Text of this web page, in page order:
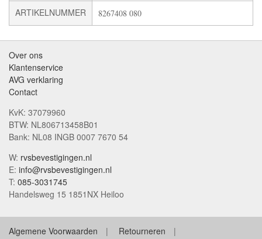
ARTIKELNUMMER 8267408 080
Over ons
Klantenservice
AVG verklaring
Contact
KvK: 37079960
BTW: NL806713458B01
Bank: NL08 INGB 0007 7670 54
W: rvsbevestigingen.nl
E: info@rvsbevestigingen.nl
T: 085-3031745
Handelsweg 15 1851NX Heiloo
Algemene Voorwaarden
Retourneren